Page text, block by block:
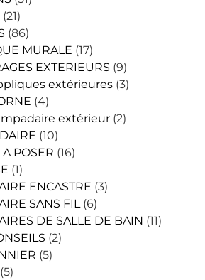
(21)
(86)
MURALE (17)
EXTERIEURS (9)
extérieures (3)
(4)
extérieur (2)
(10)
POSER (16)
(1)
ENCASTRE (3)
SANS FIL (6)
DE SALLE DE BAIN (11)
(2)
(5)
(5)